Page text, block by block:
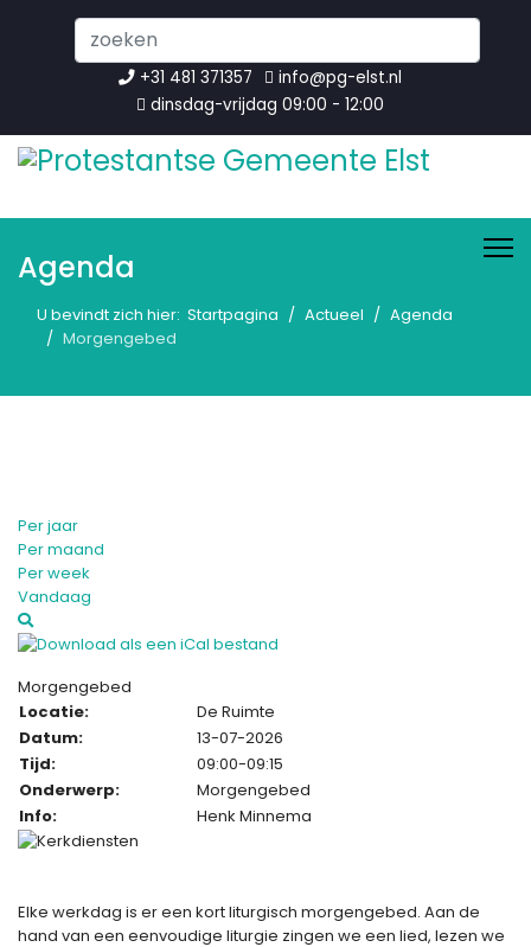
...
+31 481 371357
info@pg-elst.nl
dinsdag-vrijdag 09:00 - 12:00
Agenda
U bevindt zich hier: Startpagina Actueel
Agenda
Morgengebed
Per jaar
Per maand
Per week
Vandaag
Morgengebed
Locatie:
De Ruimte
Datum:
13-07-2026
Tijd:
09:00-09:15
Onderwerp:
Morgengebed
Info:
Henk Minnema
Elke werkdag is er een kort liturgisch morgengebed. Aan de
hand van een eenvoudige liturgie zingen we een lied, lezen we